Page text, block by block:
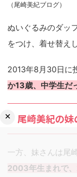
（尾崎美紀ブログ）
ぬいぐるみのダッ
をつけ、着せ替え
2013年8月30日に
か13歳、中学生だ
尾崎美紀の妹
一方、妹さんは尾
2003年生まれで
×